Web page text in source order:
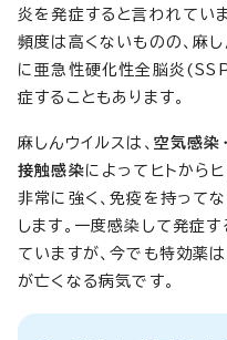
炎を発症すると言われてい
頻度は高くないものの、麻
に亜急性硬化性全脳炎
症することもあります。
麻しんウイルスは、 空気感染 ・
接触感染によってヒトから
非常に強く、免疫を持って
します。一度感染して発症
ていますが、今でも特効薬
が亡くなる病気です。